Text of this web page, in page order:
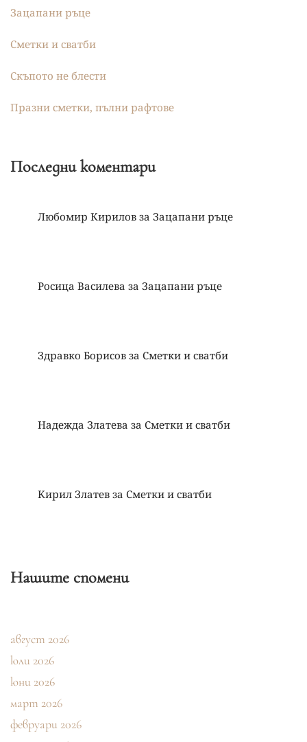
Зацапани ръце
Сметки и сватби
Скъпото не блести
Празни сметки, пълни рафтове
Последни коментари
Любомир Кирилов за Зацапани ръце
Росица Василева за Зацапани ръце
Здравко Борисов за Сметки и сватби
Надежда Златева за Сметки и сватби
Кирил Златев за Сметки и сватби
Нашите спомени
август 2026
юли 2026
юни 2026
март 2026
февруари 2026